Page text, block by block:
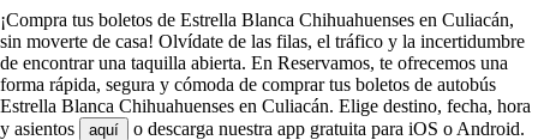
¡Compra tus boletos de Estrella Blanca Chihuahuenses en Culiacán,
sin moverte de casa! Olvídate de las filas, el tráfico y la incertidumbre
de encontrar una taquilla abierta. En Reservamos, te ofrecemos una
forma rápida, segura y cómoda de comprar tus boletos de autobús
Estrella Blanca Chihuahuenses en Culiacán. Elige destino, fecha, hora
y asientos
aquí
o descarga nuestra app gratuita para iOS o Android.